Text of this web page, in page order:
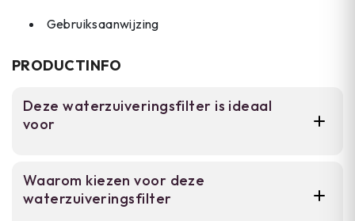
Gebruiksaanwijzing
PRODUCTINFO
Deze waterzuiveringsfilter is ideaal
voor
onderweg water uit natuurlijke bronnen
willen zuiveren. Deze voorfilter verwijdert
Waarom kiezen voor deze
waterzuiveringsfilter